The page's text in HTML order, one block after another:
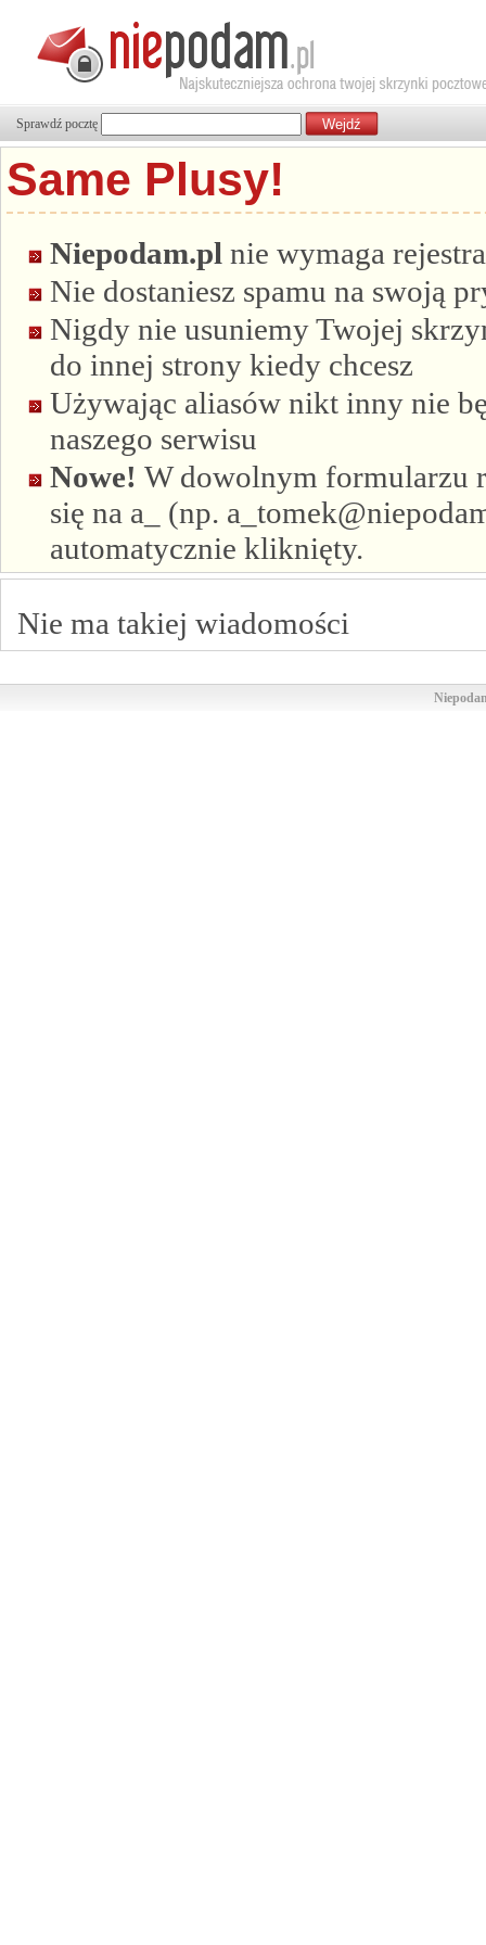
Sprawdź pocztę
Same Plusy!
Niepodam.pl nie wymaga
Nie dostaniesz spamu na swoją
Nigdy nie usuniemy Twojej
do innej strony kiedy chcesz
Używając aliasów nikt inny nie
naszego serwisu
Nowe! W dowolnym formularzu
się na a_ (np.
automatycznie kliknięty.
Nie ma takiej wiadomości